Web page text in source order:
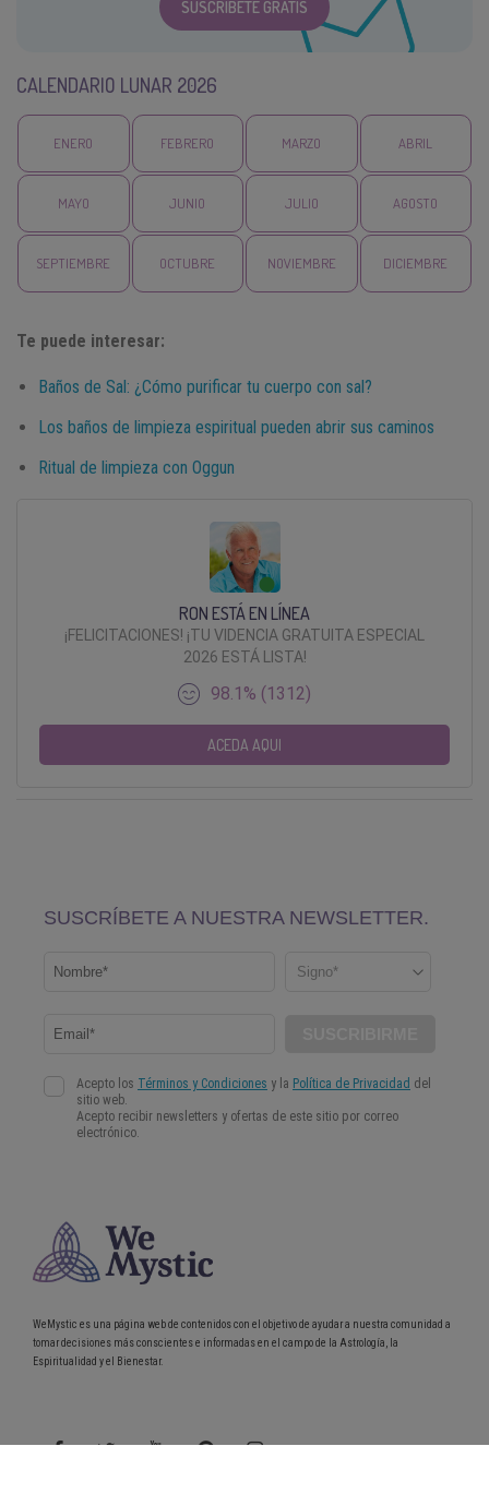
SUSCRÍBETE GRATIS
CALENDARIO LUNAR 2026
ENERO FEBRERO MARZO ABRIL
MAYO JUNIO JULIO AGOSTO
SEPTIEMBRE OCTUBRE NOVIEMBRE DICIEMBRE
Te puede interesar:
Baños de Sal: ¿Cómo purificar tu cuerpo con sal?
Los baños de limpieza espiritual pueden abrir sus caminos
Ritual de limpieza con Oggun
RON ESTÁ EN LÍNEA
¡FELICITACIONES! ¡TU VIDENCIA GRATUITA ESPECIAL
2026 ESTÁ LISTA!
98.1% (1312)
ACEDA AQUI
WeMystic es una página web de contenidos con el objetivo de ayudar a nuestra comunidad a
tomar decisiones más conscientes e informadas en el campo de la Astrología, la
Espiritualidad y el Bienestar.